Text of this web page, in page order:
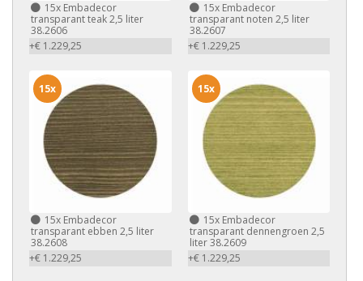
15x Embadecor
transparant teak 2,5 liter
38.2606
+€ 1.229,25
15xEmbadecor
transparant noten 2,5 liter
38.2607
+€ 1.229,25
15x Embadecor
transparant ebben 2,5 liter
38.2608
+€ 1.229,25
15x
15xEmbadecor
transparant dennengroen 2,5
liter 38.2609
+€ 1.229,25
15x